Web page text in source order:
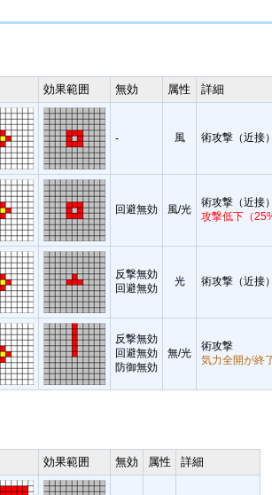
効果範囲 無効 属性 詳細
- 風 術攻撃（近接）
回避無効 風/光
術攻撃（近接）
攻撃低下（
反撃無効
回避無効
光 術攻撃（近接）
反撃無効
回避無効
防御無効
無/光
術攻撃
気力全開が終
効果範囲 無効 属性 詳細